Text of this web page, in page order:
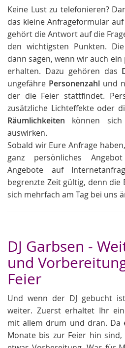
Keine Lust zu telefonieren?
das kleine Anfrageformular
gehört die Antwort auf die
den wichtigsten Punkten.
dann sagen, wenn wir auch ein
erhalten. Dazu gehören das
ungefähre Personenzahl und
der die Feier stattfindet.
zusätzliche Lichteffekte oder
Räumlichkeiten können
auswirken.
Sobald wir Eure Anfrage
ganz persönliches
Angebote auf
begrenzte Zeit gültig, denn die
sich mehrfach am Tag bei uns
DJ Garbsen -
und
Feier
Und wenn der DJ gebucht
weiter. Zuerst erhaltet Ihr
mit allem drum und dran. Da
Monate bis zur Feier hin